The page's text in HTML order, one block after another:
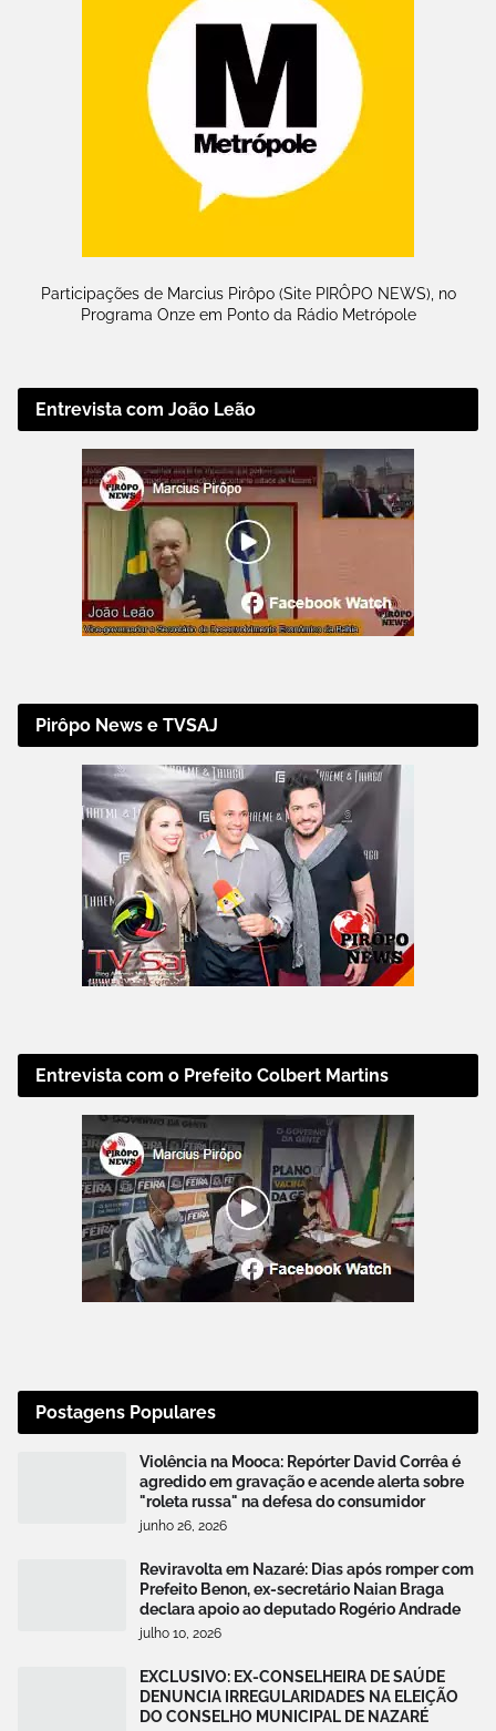
Participações de Marcius Pirôpo (Site PIRÔPO NEWS), no
Programa Onze em Ponto da Rádio Metrópole
Entrevista com João Leão
Pirôpo News e TVSAJ
Entrevista com o Prefeito Colbert Martins
Postagens Populares
Violência na Mooca: Repórter David Corrêa é
agredido em gravação e acende alerta sobre
"roleta russa" na defesa do consumidor
junho 26, 2026
Reviravolta em Nazaré: Dias após romper com
Prefeito Benon, ex-secretário Naian Braga
declara apoio ao deputado Rogério Andrade
julho 10, 2026
EXCLUSIVO: EX-CONSELHEIRA DE SAÚDE
DENUNCIA IRREGULARIDADES NA ELEIÇÃO
DO CONSELHO MUNICIPAL DE NAZARÉ